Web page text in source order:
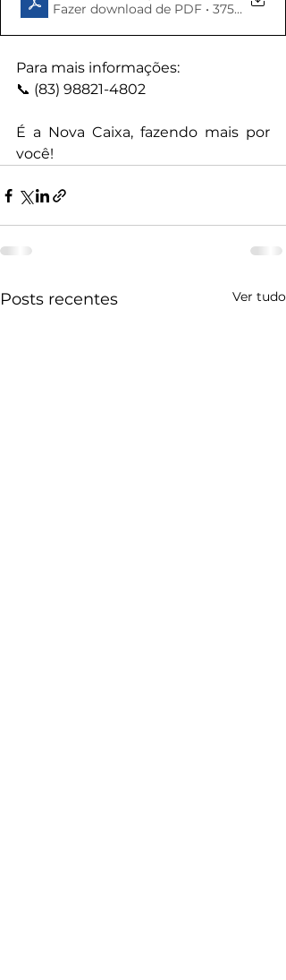
Fazer download de PDF • 375KB
Para mais informações:
📞 (83) 98821-4802
É a Nova Caixa, fazendo mais por
você!
Posts recentes Ver tudo